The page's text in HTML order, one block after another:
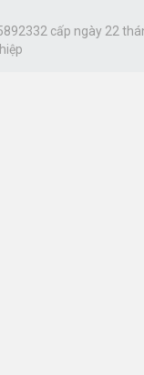
cấp ngày 22